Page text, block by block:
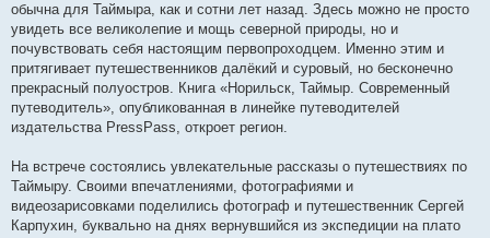
л
е
н
я
обычна для Таймыра, как и сотни лет назад. Здесь можно не просто
увидеть все великолепие и мощь северной природы, но и
почувствовать себя настоящим первопроходцем. Именно этим и
притягивает путешественников далёкий и суровый, но бесконечно
прекрасный полуостров. Книга «Норильск, Таймыр. Современный
путеводитель», опубликованная в линейке путеводителей
издательства PressPass, откроет регион.
На встрече состоялись увлекательные рассказы о путешествиях по
Таймыру. Своими впечатлениями, фотографиями и
видеозарисовками поделились фотограф и путешественник Сергей
Карпухин, буквально на днях вернувшийся из экспедиции на плато